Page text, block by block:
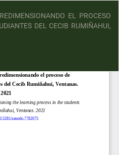
EL PROCESO
DEL CECIB RUMIÑAHUI,